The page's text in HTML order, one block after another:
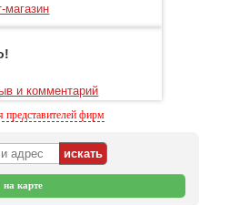
магазин
и комментарий
фирм
на карте